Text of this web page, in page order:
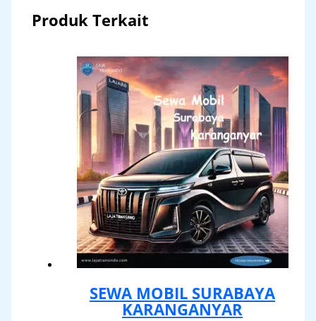
Produk Terkait
SEWA MOBIL SURABAYA
KARANGANYAR